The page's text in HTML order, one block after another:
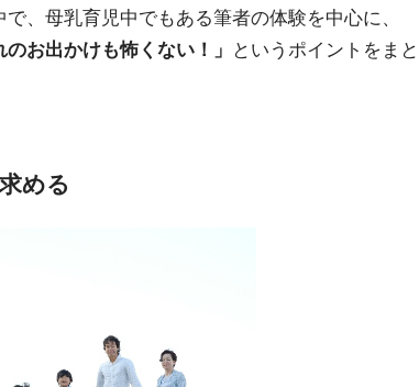
、母乳育児中でもある筆者の体験を中心に、
お出かけも怖くない！」
というポイントをまと
める